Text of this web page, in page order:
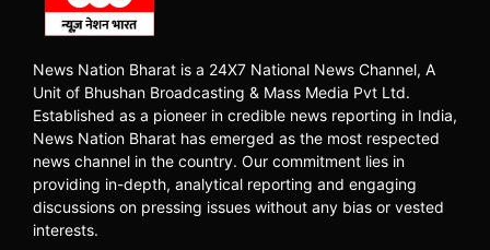
News Nation Bharat is a 24X7 National News Channel, A
Unit of Bhushan Broadcasting & Mass Media Pvt Ltd.
Established as a pioneer in credible news reporting in India,
News Nation Bharat has emerged as the most respected
news channel in the country. Our commitment lies in
providing in-depth, analytical reporting and engaging
discussions on pressing issues without any bias or vested
interests.